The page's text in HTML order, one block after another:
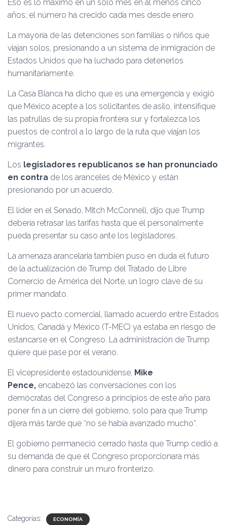
Eso es lo máximo en un solo mes en al menos cinco
años; el número ha crecido cada mes desde enero.
La mayoría de las detenciones son familias o niños que
viajan solos, presionando a un sistema de inmigración de
Estados Unidos que ha luchado para detenerlos
humanitariamente.
La Casa Blanca ha dicho que es una emergencia y exigió
que México acepte a los solicitantes de asilo, intensifique
las patrullas de su propia frontera sur y fortalezca los
puestos de control a lo largo de la ruta que viajan los
migrantes.
Los legisladores republicanos se han pronunciado
en contra de los aranceles de México y están
presionando por un acuerdo.
El líder en el Senado, Mitch McConnell, dijo que Trump
debería retrasar las tarifas hasta que él personalmente
pueda presentar su caso ante los legisladores.
La amenaza arancelaria también puso en duda el futuro
de la actualización de Trump del Tratado de Libre
Comercio de América del Norte, un logro clave de su
primer mandato.
El nuevo pacto comercial, llamado acuerdo entre Estados
Unidos, Canadá y México (T-MEC) ya estaba en riesgo de
estancarse en el Congreso. La administración de Trump
quiere que pase por el verano.
El vicepresidente estadounidense, Mike
Pence, encabezó las conversaciones con los
demócratas del Congreso a principios de este año para
poner fin a un cierre del gobierno, solo para que Trump
dijera más tarde que “no se había avanzado mucho”.
El gobierno permaneció cerrado hasta que Trump cedió a
su demanda de que el Congreso proporcionara más
dinero para construir un muro fronterizo.
Categorías: ECONOMÍA